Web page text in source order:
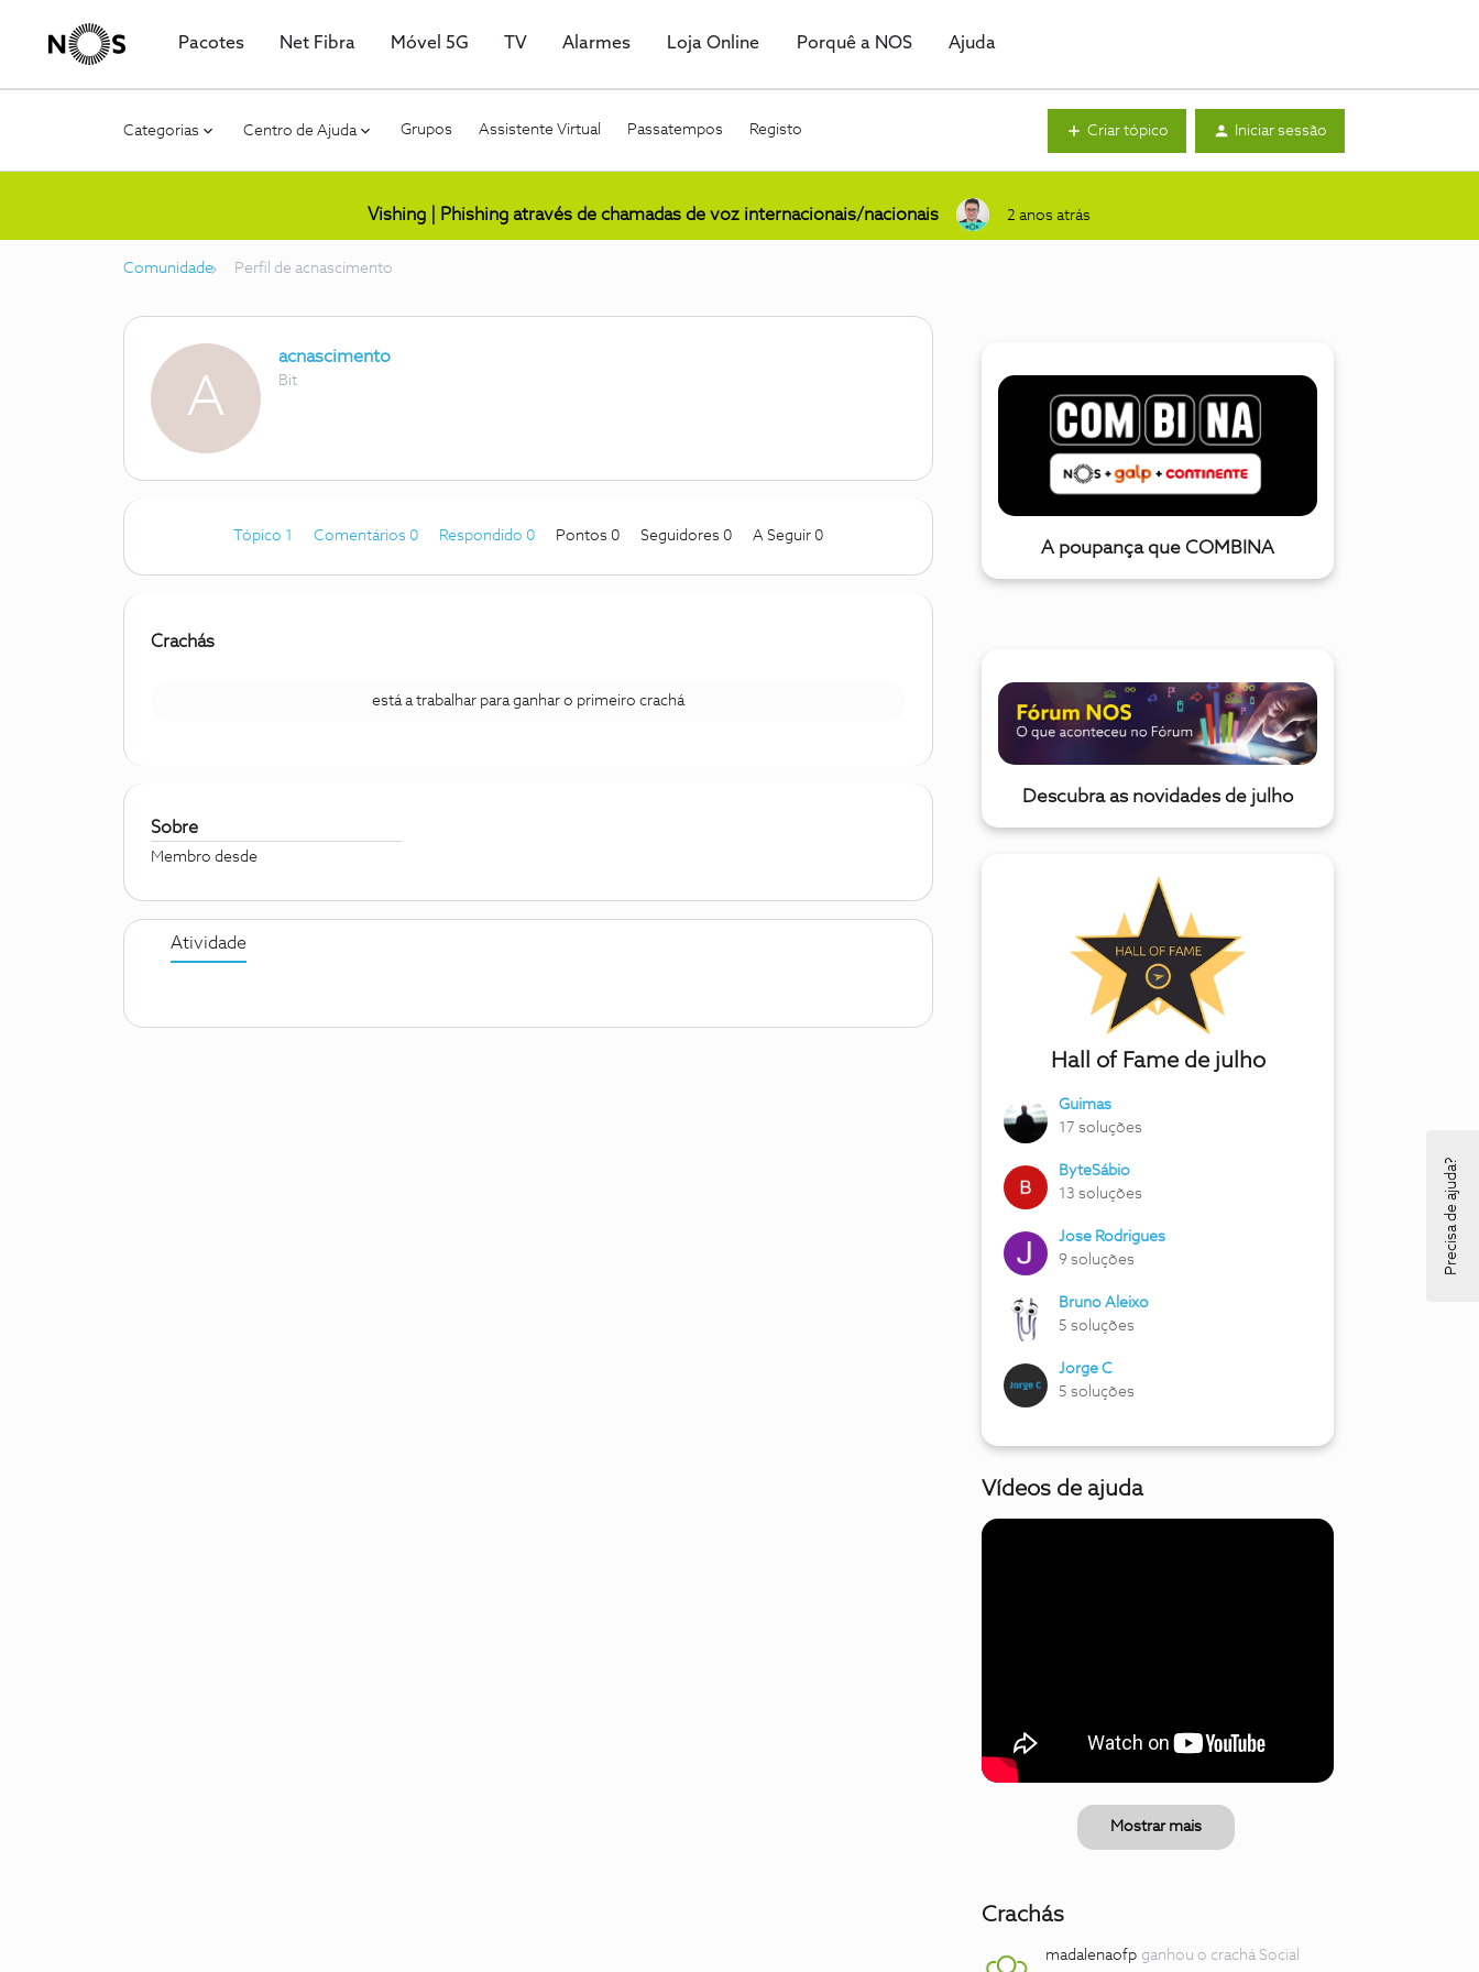
Pacotes Net Fibra Móvel 5G TV Alarmes Loja Online Porquê a NOS Ajuda
Categorias Centro de Ajuda Grupos Assistente Virtual Passatempos Registo Criar tópico Iniciar sessão
Vishing | Phishing através de chamadas de voz internacionais/nacionais 2 anos atrás
Comunidade Perfil de acnascimento
A
acnascimento
Bit
Tópico 1 Comentários 0 Respondido 0 Pontos 0 Seguidores 0 A Seguir 0
Crachás
está a trabalhar para ganhar o primeiro crachá
Sobre
Membro desde
Atividade
A poupança que COMBINA
Descubra as novidades de julho
Hall of Fame de julho
Guimas
17 soluções
ByteSábio
13 soluções
Jose Rodrigues
9 soluções
Bruno Aleixo
5 soluções
Jorge C
5 soluções
Vídeos de ajuda
Mostrar mais
Crachás
madalenaofp ganhou o crachá Social
Precisa de ajuda?